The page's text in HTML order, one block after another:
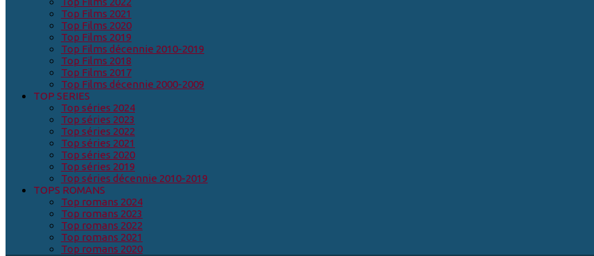
Top Films 2021
Top Films 2020
Top Films 2019
Top Films décennie 2010-2019
Top Films 2018
Top Films 2017
Top Films décennie 2000-2009
TOP SERIES
Top séries 2024
Top séries 2023
Top séries 2022
Top séries 2021
Top séries 2020
Top séries 2019
Top séries décennie 2010-2019
TOPS ROMANS
Top romans 2024
Top romans 2023
Top romans 2022
Top romans 2021
Top romans 2020